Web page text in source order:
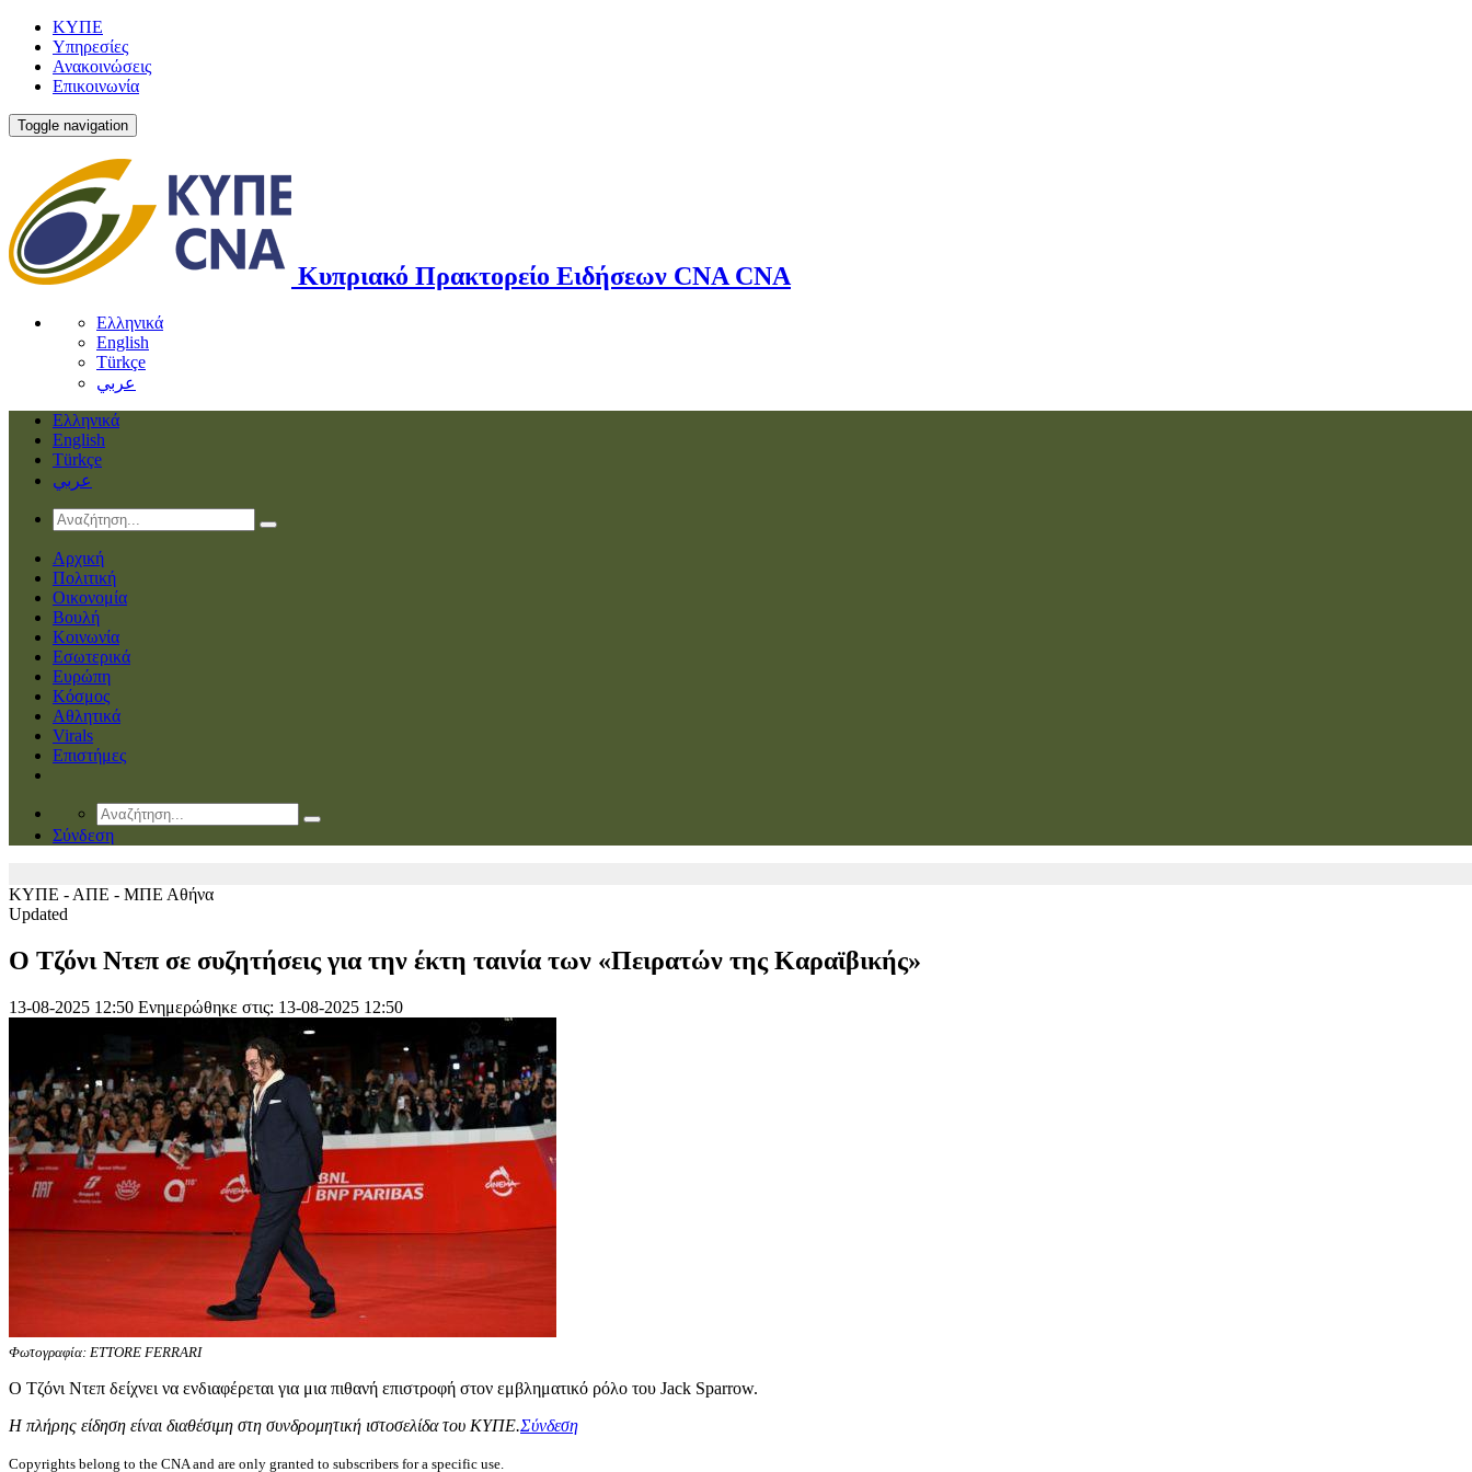
ΚΥΠΕ
Υπηρεσίες
Ανακοινώσεις
Επικοινωνία
Toggle navigation
Κυπριακό Πρακτορείο Ειδήσεων CNA CNA
Ελληνικά
English
Türkçe
عربي
Ελληνικά
English
Türkçe
عربي
Αρχική
Πολιτική
Οικονομία
Βουλή
Κοινωνία
Εσωτερικά
Ευρώπη
Κόσμος
Αθλητικά
Virals
Επιστήμες
Σύνδεση
ΚΥΠΕ - ΑΠΕ - ΜΠΕ Αθήνα
Updated
Ο Τζόνι Ντεπ σε συζητήσεις για την έκτη ταινία των «Πειρατών της Καραϊβικής»
13-08-2025 12:50 Ενημερώθηκε στις: 13-08-2025 12:50
Φωτογραφία: ETTORE FERRARI
Ο Τζόνι Ντεπ δείχνει να ενδιαφέρεται για μια πιθανή επιστροφή στον εμβληματικό ρόλο του Jack Sparrow.
Η πλήρης είδηση είναι διαθέσιμη στη συνδρομητική ιστοσελίδα του ΚΥΠΕ.Σύνδεση
Copyrights belong to the CNA and are only granted to subscribers for a specific use.